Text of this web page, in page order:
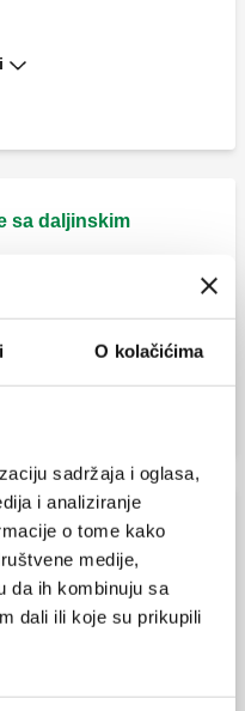
O kolačićima
sadržaja i oglasa,
i analiziranje
o tome kako
medije,
da ih kombinuju sa
dali ili koje su prikupili
glava za
ventile za
za daljinsko
sa daljinskim
glava za
za daljinsko
sa kontaktnim
glava za
ventile za
sondom, za